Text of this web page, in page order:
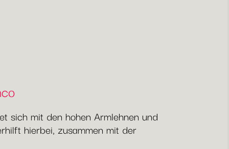
sich mit den hohen Armlehnen und
hierbei, zusammen mit der